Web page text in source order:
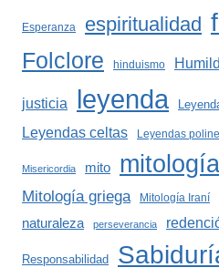
Esperanza espiritualidad
Folclore hinduismo
justicia leyenda
Leyendas celtas Leyendas
Misericordia mito mitología
Mitología griega Mitología Iraní
naturaleza perseverancia
Responsabilidad